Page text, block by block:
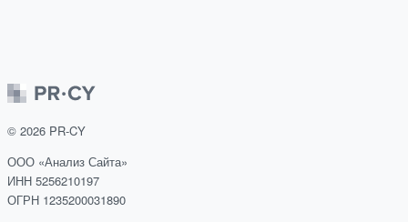
© 2026 PR-CY
ООО «Анализ Сайта»
ИНН 5256210197
ОГРН 1235200031890